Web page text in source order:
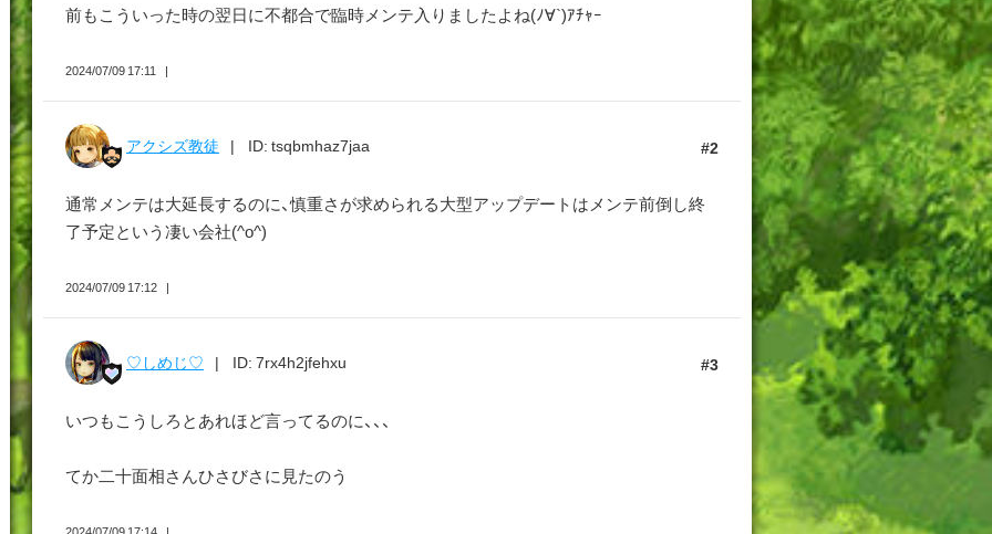
前もこういった時の翌日に不都合で臨時メンテ入りましたよね(ﾉ∀`)ｱﾁｬｰ
2024/07/09 17:11
2
アクシズ教徒 ID: tsqbmhaz7jaa
通常メンテは大延長するのに、慎重さが求められる大型アップデートはメンテ前倒し終
了予定という凄い会社(^o^)
2024/07/09 17:12
3
♡しめじ♡ ID: 7rx4h2jfehxu
いつもこうしろとあれほど言ってるのに、、、
てか二十面相さんひさびさに見たのう